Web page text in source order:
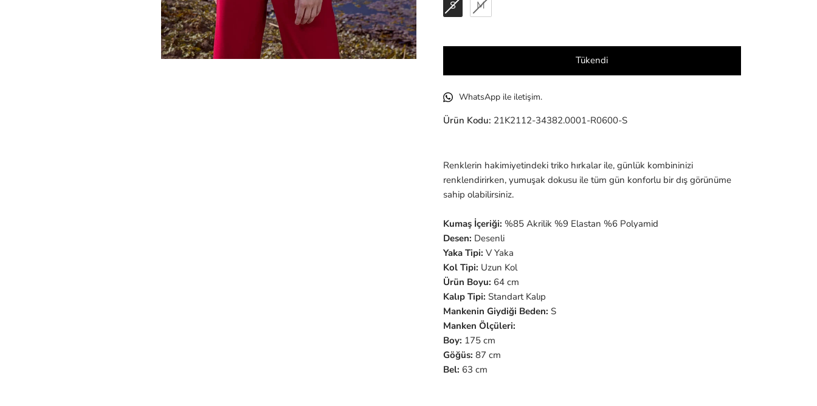
S M
Tükendi
WhatsApp ile iletişim.
Ürün Kodu: 21K2112-34382.0001-R0600-S
Renklerin hakimiyetindeki triko hırkalar ile, günlük kombininizi
renklendirirken, yumuşak dokusu ile tüm gün konforlu bir dış görünüme
sahip olabilirsiniz.
Kumaş İçeriği: %85 Akrilik %9 Elastan %6 Polyamid
Desen: Desenli
Yaka Tipi: V Yaka
Kol Tipi: Uzun Kol
Ürün Boyu: 64 cm
Kalıp Tipi: Standart Kalıp
Mankenin Giydiği Beden: S
Manken Ölçüleri:
Boy: 175 cm
Göğüs: 87 cm
Bel: 63 cm